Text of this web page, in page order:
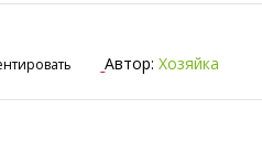
Автор:Хозяйка